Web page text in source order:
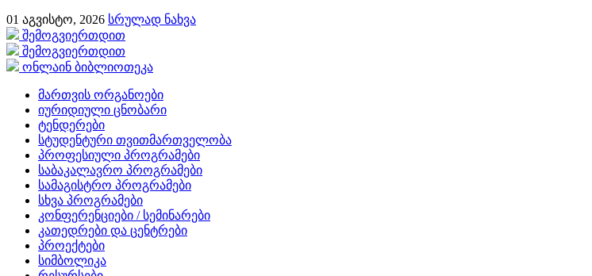
01 აგვისტო, 2026 სრულად ნახვა
შემოგვიერთდით
შემოგვიერთდით
ონლაინ ბიბლიოთეკა
მართვის ორგანოები
იურიდიული ცნობარი
ტენდერები
სტუდენტური თვითმართველობა
პროფესიული პროგრამები
საბაკალავრო პროგრამები
სამაგისტრო პროგრამები
სხვა პროგრამები
კონფერენციები / სემინარები
კათედრები და ცენტრები
პროექტები
სიმბოლიკა